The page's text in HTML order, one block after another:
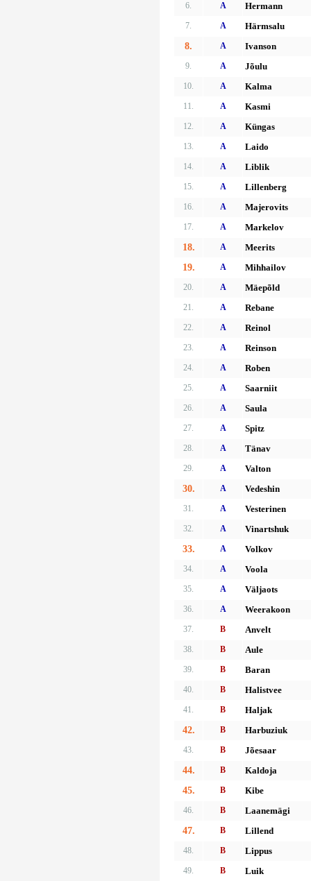
6. A Hermann
7. A
Härmsalu
8.
A Ivanson
9. A Jõulu
10. A Kalma
11. A Kasmi
12. A Küngas
13. A Laido
14. A Liblik
15. A Lillenberg
16. A Majerovits
17. A
Markelov
18.
A
Meerits
19.
A Mihhailov
20. A Mäepõld
21. A Rebane
22. A Reinol
23. A Reinson
24. A Roben
25. A Saarniit
26. A Saula
27. A Spitz
28. A Tänav
29. A
Valton
30.
A Vedeshin
31. A Vesterinen
32. A
Vinartshuk
33.
A Volkov
34. A Voola
35. A Väljaots
36. A Weerakoon
37. B Anvelt
38. B Aule
39. B Baran
40. B Halistvee
41. B
Haljak
42.
B Harbuziuk
43. B
Jõesaar
44.
B
Kaldoja
45.
B Kibe
46. B
Laanemägi
47.
B Lillend
48. B Lippus
49. B Luik